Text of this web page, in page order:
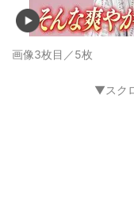
画像3枚目／5枚
▼スク